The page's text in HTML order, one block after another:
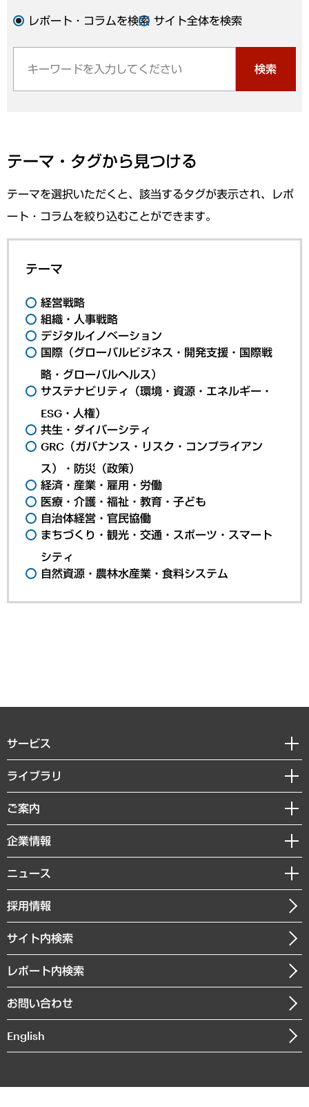
レポート・コラムを検索 サイト全体を検索
検索
テーマ・タグから見つける
テーマを選択いただくと、該当するタグが表示され、レポ
ート・コラムを絞り込むことができます。
テーマ
経営戦略
組織・人事戦略
デジタルイノベーション
国際（グローバルビジネス・開発支援・国際戦
略・グローバルヘルス）
サステナビリティ（環境・資源・エネルギー・
ESG・人権）
共生・ダイバーシティ
GRC（ガバナンス・リスク・コンプライアン
ス）・防災（政策）
経済・産業・雇用・労働
医療・介護・福祉・教育・子ども
自治体経営・官民協働
まちづくり・観光・交通・スポーツ・スマート
シティ
自然資源・農林水産業・食料システム
サービス
経営戦略
組織・人事戦略
デジタルイノベーション
共生・ダイバーシティ
GRC（ガバナンス・リスク・コンプライアンス）・防災（政策）
経済・産業・雇用・労働
まちづくり・観光・交通・スポーツ・スマートシティ
自然資源・農林水産業・食料システム
ライブラリ
経済調査
レポート
コラム
経営用語集
受託・受注実績（官公庁関連）
メディア掲載・出演
ご案内
セミナー・イベント情報
MUFGビジネスセミナー
受託案件情報
企業情報
私たちの想い
社長メッセージ
会社概要
沿革
組織図・本部部室紹介
インドネシア現地法人
個人情報保護方針
ニュース
ニュースリリース
お知らせ
採用情報
サイト内検索
レポート内検索
お問い合わせ
English